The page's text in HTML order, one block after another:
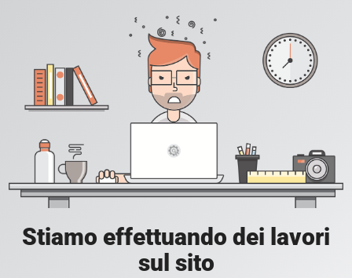
Stiamo effettuando dei lavori
sul sito